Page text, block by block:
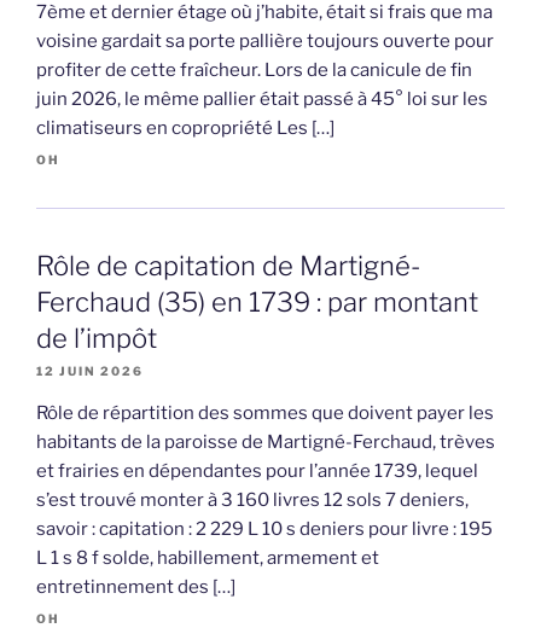
7ème et dernier étage où j’habite, était si frais que ma
voisine gardait sa porte pallière toujours ouverte pour
profiter de cette fraîcheur. Lors de la canicule de fin
juin 2026, le même pallier était passé à 45° loi sur les
climatiseurs en copropriété Les […]
OH
Rôle de capitation de Martigné-
Ferchaud (35) en 1739 : par montant
de l’impôt
12 JUIN 2026
Rôle de répartition des sommes que doivent payer les
habitants de la paroisse de Martigné-Ferchaud, trèves
et frairies en dépendantes pour l’année 1739, lequel
s’est trouvé monter à 3 160 livres 12 sols 7 deniers,
savoir : capitation : 2 229 L 10 s deniers pour livre : 195
L 1 s 8 f solde, habillement, armement et
entretinnement des […]
OH